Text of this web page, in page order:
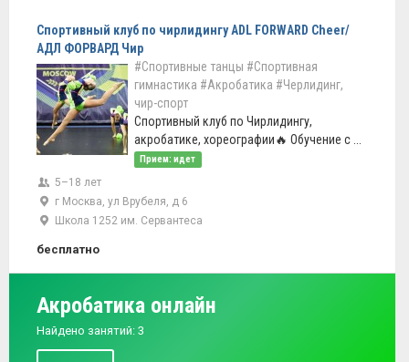
Спортивный клуб по чирлидингу ADL FORWARD Cheer/
АДЛ ФОРВАРД Чир
#Спортивные танцы #Спортивная
гимнастика #Акробатика #Черлидинг,
чир-спорт
Спортивный клуб по Чирлидингу,
акробатике, хореографии🔥 Обучение с ...
Прием: идет
5–18 лет
г Москва, ул Врубеля, д 6
Школа 1252 им. Сервантеса
бесплатно
Акробатика онлайн
Найдено занятий: 3